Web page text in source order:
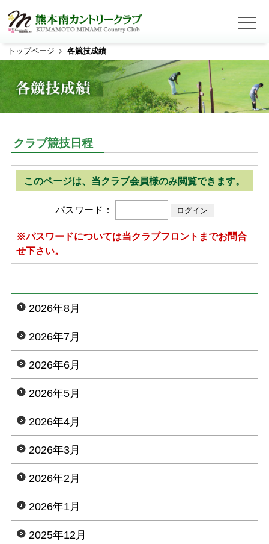
トップページ 各競技成績
クラブ競技日程
このページは、当クラブ会員様のみ閲覧できます。
パスワード：
※パスワードについては当クラブフロントまでお問合
せ下さい。
2026年8月
2026年7月
2026年6月
2026年5月
2026年4月
2026年3月
2026年2月
2026年1月
2025年12月
ホーム
コース紹介
コース概要 コース全景
アウトコース
プレー料金
アクセス
Web予約
クラブ競技・オープンコンペ日程
各競技成績
レストラン
サザンクラブ
お問い合わせ
利用規約
サイトマップ
プライバシーポリシー